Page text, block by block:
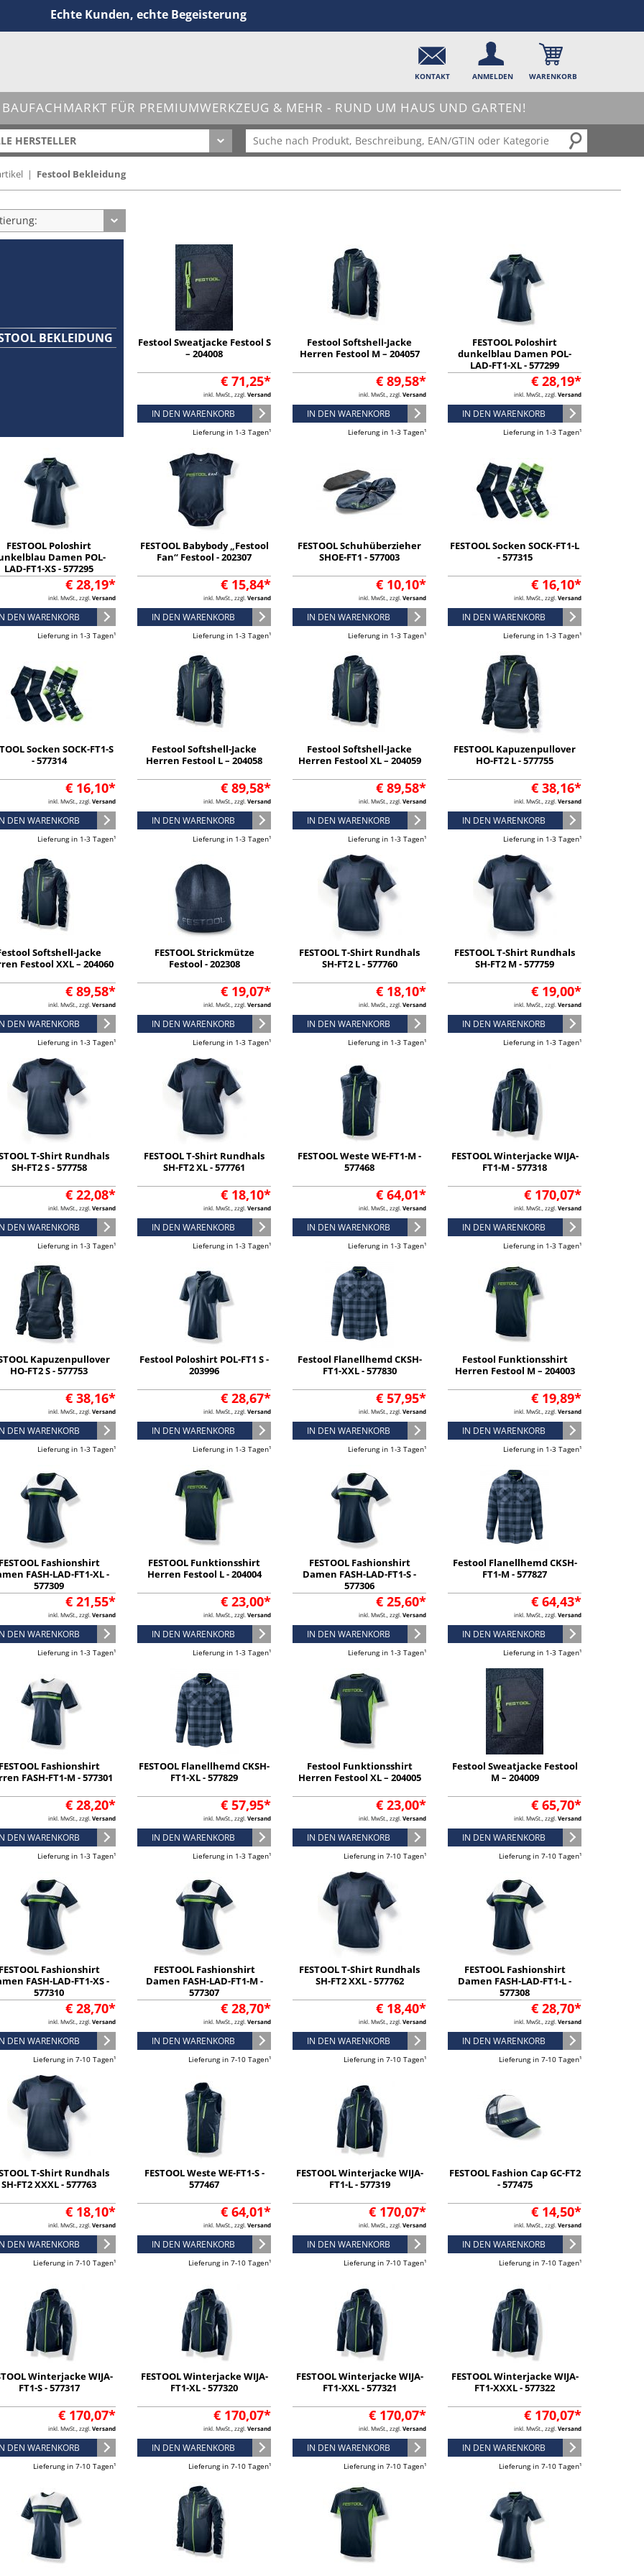
Echte Kunden, echte Begeisterung
KONTAKT ANMELDEN WARENKORB
BAUFACHMARKT FÜR PREMIUMWERKZEUG & MEHR - RUND UM HAUS UND GARTEN!
HERSTELLER
| Festool Bekleidung
BEKLEIDUNG
Festool Sweatjacke Festool S
– 204008
€ 71,25*
inkl. MwSt., zzgl. Versand
IN DEN WARENKORB
Lieferung in 1-3 Tagen¹
Festool Softshell-Jacke
Herren Festool M – 204057
€ 89,58*
inkl. MwSt., zzgl. Versand
IN DEN WARENKORB
Lieferung in 1-3 Tagen¹
FESTOOL Poloshirt
dunkelblau Damen POL-
LAD-FT1-XL - 577299
€ 28,19*
inkl. MwSt., zzgl. Versand
IN DEN WARENKORB
Lieferung in 1-3 Tagen¹
FESTOOL Poloshirt
Damen POL-
LAD-FT1-XS - 577295
€ 28,19*
inkl. MwSt., zzgl. Versand
DEN WARENKORB
Lieferung in 1-3 Tagen¹
FESTOOL Babybody „Festool
Fan“ Festool - 202307
€ 15,84*
inkl. MwSt., zzgl. Versand
IN DEN WARENKORB
Lieferung in 1-3 Tagen¹
FESTOOL Schuhüberzieher
SHOE-FT1 - 577003
€ 10,10*
inkl. MwSt., zzgl. Versand
IN DEN WARENKORB
Lieferung in 1-3 Tagen¹
FESTOOL Socken SOCK-FT1-L
- 577315
€ 16,10*
inkl. MwSt., zzgl. Versand
IN DEN WARENKORB
Lieferung in 1-3 Tagen¹
Socken SOCK-FT1-S
- 577314
€ 16,10*
inkl. MwSt., zzgl. Versand
DEN WARENKORB
Lieferung in 1-3 Tagen¹
Festool Softshell-Jacke
Herren Festool L – 204058
€ 89,58*
inkl. MwSt., zzgl. Versand
IN DEN WARENKORB
Lieferung in 1-3 Tagen¹
Festool Softshell-Jacke
Herren Festool XL – 204059
€ 89,58*
inkl. MwSt., zzgl. Versand
IN DEN WARENKORB
Lieferung in 1-3 Tagen¹
FESTOOL Kapuzenpullover
HO-FT2 L - 577755
€ 38,16*
inkl. MwSt., zzgl. Versand
IN DEN WARENKORB
Lieferung in 1-3 Tagen¹
Softshell-Jacke
Festool XXL – 204060
€ 89,58*
inkl. MwSt., zzgl. Versand
DEN WARENKORB
Lieferung in 1-3 Tagen¹
FESTOOL Strickmütze
Festool - 202308
€ 19,07*
inkl. MwSt., zzgl. Versand
IN DEN WARENKORB
Lieferung in 1-3 Tagen¹
FESTOOL T-Shirt Rundhals
SH-FT2 L - 577760
€ 18,10*
inkl. MwSt., zzgl. Versand
IN DEN WARENKORB
Lieferung in 1-3 Tagen¹
FESTOOL T-Shirt Rundhals
SH-FT2 M - 577759
€ 19,00*
inkl. MwSt., zzgl. Versand
IN DEN WARENKORB
Lieferung in 1-3 Tagen¹
T-Shirt Rundhals
SH-FT2 S - 577758
€ 22,08*
inkl. MwSt., zzgl. Versand
DEN WARENKORB
Lieferung in 1-3 Tagen¹
FESTOOL T-Shirt Rundhals
SH-FT2 XL - 577761
€ 18,10*
inkl. MwSt., zzgl. Versand
IN DEN WARENKORB
Lieferung in 1-3 Tagen¹
FESTOOL Weste WE-FT1-M -
577468
€ 64,01*
inkl. MwSt., zzgl. Versand
IN DEN WARENKORB
Lieferung in 1-3 Tagen¹
FESTOOL Winterjacke WIJA-
FT1-M - 577318
€ 170,07*
inkl. MwSt., zzgl. Versand
IN DEN WARENKORB
Lieferung in 1-3 Tagen¹
Kapuzenpullover
HO-FT2 S - 577753
€ 38,16*
inkl. MwSt., zzgl. Versand
DEN WARENKORB
Lieferung in 1-3 Tagen¹
Festool Poloshirt POL-FT1 S -
203996
€ 28,67*
inkl. MwSt., zzgl. Versand
IN DEN WARENKORB
Lieferung in 1-3 Tagen¹
Festool Flanellhemd CKSH-
FT1-XXL - 577830
€ 57,95*
inkl. MwSt., zzgl. Versand
IN DEN WARENKORB
Lieferung in 1-3 Tagen¹
Festool Funktionsshirt
Herren Festool M – 204003
€ 19,89*
inkl. MwSt., zzgl. Versand
IN DEN WARENKORB
Lieferung in 1-3 Tagen¹
Fashionshirt
FASH-LAD-FT1-XL -
577309
€ 21,55*
inkl. MwSt., zzgl. Versand
DEN WARENKORB
Lieferung in 1-3 Tagen¹
FESTOOL Funktionsshirt
Herren Festool L - 204004
€ 23,00*
inkl. MwSt., zzgl. Versand
IN DEN WARENKORB
Lieferung in 1-3 Tagen¹
FESTOOL Fashionshirt
Damen FASH-LAD-FT1-S -
577306
€ 25,60*
inkl. MwSt., zzgl. Versand
IN DEN WARENKORB
Lieferung in 1-3 Tagen¹
Festool Flanellhemd CKSH-
FT1-M - 577827
€ 64,43*
inkl. MwSt., zzgl. Versand
IN DEN WARENKORB
Lieferung in 1-3 Tagen¹
Fashionshirt
FASH-FT1-M - 577301
€ 28,20*
inkl. MwSt., zzgl. Versand
DEN WARENKORB
Lieferung in 1-3 Tagen¹
FESTOOL Flanellhemd CKSH-
FT1-XL - 577829
€ 57,95*
inkl. MwSt., zzgl. Versand
IN DEN WARENKORB
Lieferung in 1-3 Tagen¹
Festool Funktionsshirt
Herren Festool XL – 204005
€ 23,00*
inkl. MwSt., zzgl. Versand
IN DEN WARENKORB
Lieferung in 7-10 Tagen¹
Festool Sweatjacke Festool
M – 204009
€ 65,70*
inkl. MwSt., zzgl. Versand
IN DEN WARENKORB
Lieferung in 7-10 Tagen¹
Fashionshirt
FASH-LAD-FT1-XS -
577310
€ 28,70*
inkl. MwSt., zzgl. Versand
DEN WARENKORB
Lieferung in 7-10 Tagen¹
FESTOOL Fashionshirt
Damen FASH-LAD-FT1-M -
577307
€ 28,70*
inkl. MwSt., zzgl. Versand
IN DEN WARENKORB
Lieferung in 7-10 Tagen¹
FESTOOL T-Shirt Rundhals
SH-FT2 XXL - 577762
€ 18,40*
inkl. MwSt., zzgl. Versand
IN DEN WARENKORB
Lieferung in 7-10 Tagen¹
FESTOOL Fashionshirt
Damen FASH-LAD-FT1-L -
577308
€ 28,70*
inkl. MwSt., zzgl. Versand
IN DEN WARENKORB
Lieferung in 7-10 Tagen¹
T-Shirt Rundhals
SH-FT2 XXXL - 577763
€ 18,10*
inkl. MwSt., zzgl. Versand
DEN WARENKORB
Lieferung in 7-10 Tagen¹
FESTOOL Weste WE-FT1-S -
577467
€ 64,01*
inkl. MwSt., zzgl. Versand
IN DEN WARENKORB
Lieferung in 7-10 Tagen¹
FESTOOL Winterjacke WIJA-
FT1-L - 577319
€ 170,07*
inkl. MwSt., zzgl. Versand
IN DEN WARENKORB
Lieferung in 7-10 Tagen¹
FESTOOL Fashion Cap GC-FT2
- 577475
€ 14,50*
inkl. MwSt., zzgl. Versand
IN DEN WARENKORB
Lieferung in 7-10 Tagen¹
Winterjacke WIJA-
FT1-S - 577317
€ 170,07*
inkl. MwSt., zzgl. Versand
DEN WARENKORB
Lieferung in 7-10 Tagen¹
FESTOOL Winterjacke WIJA-
FT1-XL - 577320
€ 170,07*
inkl. MwSt., zzgl. Versand
IN DEN WARENKORB
Lieferung in 7-10 Tagen¹
FESTOOL Winterjacke WIJA-
FT1-XXL - 577321
€ 170,07*
inkl. MwSt., zzgl. Versand
IN DEN WARENKORB
Lieferung in 7-10 Tagen¹
FESTOOL Winterjacke WIJA-
FT1-XXXL - 577322
€ 170,07*
inkl. MwSt., zzgl. Versand
IN DEN WARENKORB
Lieferung in 7-10 Tagen¹